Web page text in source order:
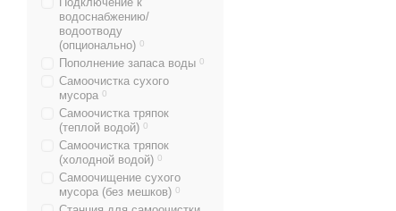
водоснабжению/
водоотводу
(опционально) 0
Пополнение запаса воды 0
Самоочистка сухого
мусора 0
Самоочистка тряпок
(теплой водой) 0
Самоочистка тряпок
(холодной водой) 0
Самоочищение сухого
мусора (без мешков) 0